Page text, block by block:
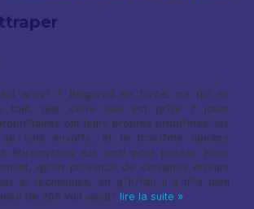
est arriv? ? Belgorod en force, ce qui ne
tout, que cette liste est pr?te ? jouer
ont leurs propres probl?mes: les
se sont envol?s, et le troisi?me nombre
Abramychev est sorti pour passer. Nous
qu'en pr?sence de certaines erreurs
et techniques, en g?n?ral, il a tr?s bien
de 205 voir ajout? lire la suite »